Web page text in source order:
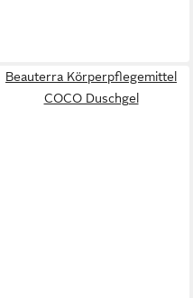
Beauterra Körperpflegemittel
COCO Duschgel